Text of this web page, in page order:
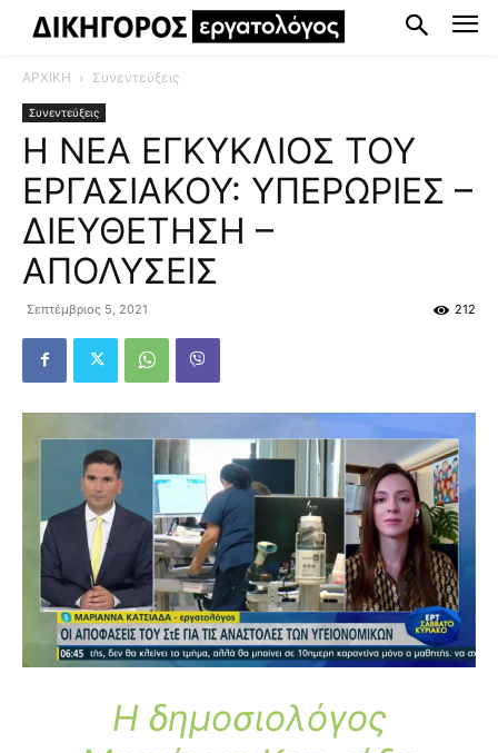
ΑΡΧΙΚΗ Συνεντεύξεις
Συνεντεύξεις
Η ΝΕΑ ΕΓΚΥΚΛΙΟΣ ΤΟΥ
ΕΡΓΑΣΙΑΚΟΥ: ΥΠΕΡΩΡΙΕΣ –
ΔΙΕΥΘΕΤΗΣΗ –
ΑΠΟΛΥΣΕΙΣ
Σεπτέμβριος 5, 2021 212
Η δημοσιολόγος